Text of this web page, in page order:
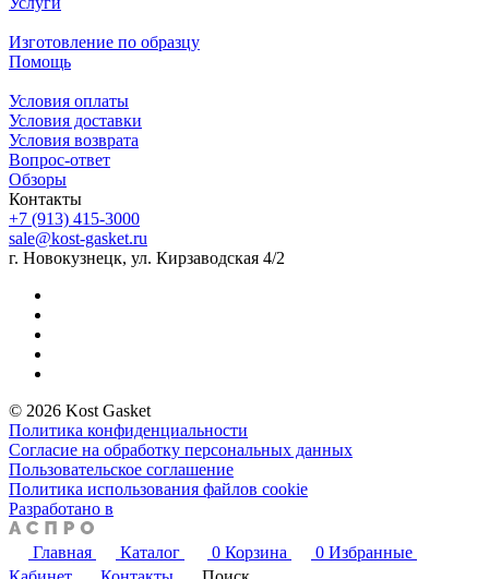
Изготовление по образцу
Помощь
Условия оплаты
Условия доставки
Условия возврата
Вопрос-ответ
Обзоры
Контакты
+7 (913) 415-3000
sale@kost-gasket.ru
г. Новокузнецк, ул. Кирзаводская 4/2
© 2026 Kost Gasket
Политика конфиденциальности
Согласие на обработку персональных данных
Пользовательское соглашение
Политика использования файлов cookie
Разработано в
Главная Каталог 0 Корзина 0 Избранные